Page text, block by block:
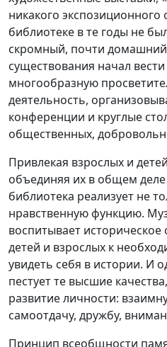
никакого экспозиционного
библиотеке в те годы не
скромный, почти
существования начал
многообразную
деятельность,
конференции и круглые
общественных,
Привлекая взрослых и
объединяя их в общем
библиотека реализует не
нравственную функцию.
воспитывает историческое
детей и взрослых к
увидеть себя в истории. И
пестует те высшие
развитие личности:
самоотдачу, дружбу,
Принцип всеобщности